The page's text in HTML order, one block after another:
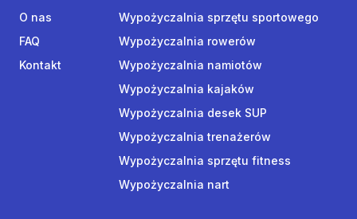
O nas
FAQ
Kontakt
Wypożyczalnia sprzętu sportowego
Wypożyczalnia rowerów
Wypożyczalnia namiotów
Wypożyczalnia kajaków
Wypożyczalnia desek SUP
Wypożyczalnia trenażerów
Wypożyczalnia sprzętu fitness
Wypożyczalnia nart